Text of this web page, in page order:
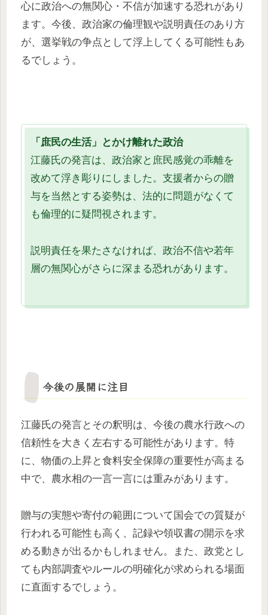
心に政治への無関心・不信が加速する恐れがあり
ます。今後、政治家の倫理観や説明責任のあり方
が、選挙戦の争点として浮上してくる可能性もあ
るでしょう。
「庶民の生活」とかけ離れた政治
江藤氏の発言は、政治家と庶民感覚の乖離を
改めて浮き彫りにしました。支援者からの贈
与を当然とする姿勢は、法的に問題がなくて
も倫理的に疑問視されます。
説明責任を果たさなければ、政治不信や若年
層の無関心がさらに深まる恐れがあります。
今後の展開に注目
江藤氏の発言とその釈明は、今後の農水行政への
信頼性を大きく左右する可能性があります。特
に、物価の上昇と食料安全保障の重要性が高まる
中で、農水相の一言一言には重みがあります。
贈与の実態や寄付の範囲について国会での質疑が
行われる可能性も高く、記録や領収書の開示を求
める動きが出るかもしれません。また、政党とし
ても内部調査やルールの明確化が求められる場面
に直面するでしょう。